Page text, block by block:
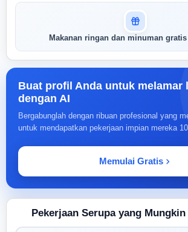
Makanan ringan dan minuman
Buat profil Anda untuk melamar
dengan AI
Bergabunglah dengan ribuan profesional yang
untuk mendapatkan pekerjaan impian mereka
Memulai Gratis
Pekerjaan Serupa yang Mungkin